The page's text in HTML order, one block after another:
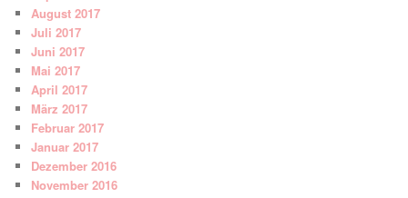
August 2017
Juli 2017
Juni 2017
Mai 2017
April 2017
März 2017
Februar 2017
Januar 2017
Dezember 2016
November 2016